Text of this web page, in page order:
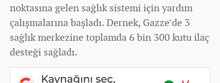
noktasına gelen sağlık sistemi için yardım
çalışmalarına başladı. Dernek, Gazze’de 3
sağlık merkezine toplamda 6 bin 300 kutu ilaç
desteği sağladı.